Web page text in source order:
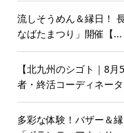
流しそうめん＆縁日！
なばたまつり」開催【...
【北九州のシゴト｜8
者・終活コーディネー
多彩な体験！バザー＆